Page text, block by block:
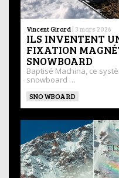
Vincent Girard | 3 mars 2026
ILS INVENTENT
FIXATION
SNOWBOARD
Baptisé Machina, ce
snowboard …
SNOWBOARD